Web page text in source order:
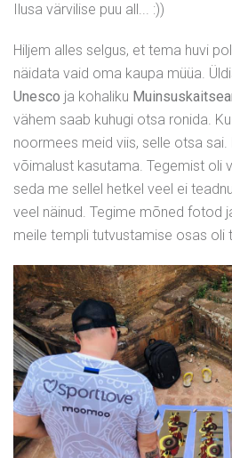
Ilusa värvilise puu all... :))
Hiljem alles selgus, et tema huvi
näidata vaid oma kaupa müüa.
Unesco ja kohaliku
vähem saab kuhugi otsa ronida.
noormees meid viis, selle otsa sai.
võimalust kasutama. Tegemist oli
seda me sellel hetkel veel ei
veel näinud. Tegime mõned fotod
meile templi tutvustamise osas oli